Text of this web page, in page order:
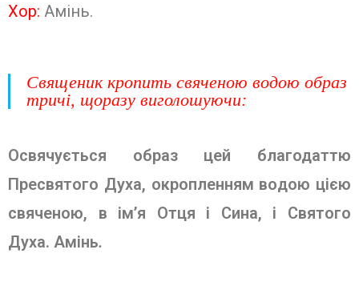
Хор: Амінь.
Священик кропить свяченою водою образ
тричі, щоразу виголошуючи:
Освячується образ цей благодат­тю
Пресвятого Духа, окропленням во­дою цією
свяченою, в ім’я Отця і Сина, і Святого
Духа. Амінь.